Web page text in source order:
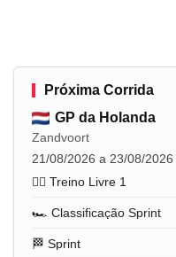
Próxima Corrida
GP da Holanda
Zandvoort
21/08/2026 a 23/08/2026
🏋️‍♂️ Treino Livre 1
🏎️ Classificação Sprint
🏁 Sprint